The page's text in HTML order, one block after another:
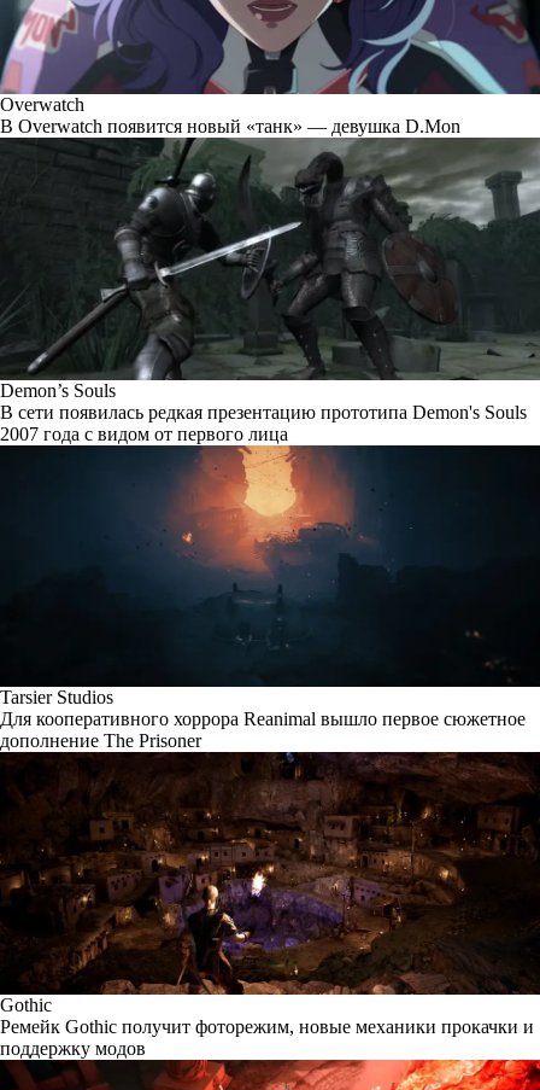
Overwatch
В Overwatch появится новый «танк» — девушка D.Mon
Demon’s Souls
В сети появилась редкая презентацию прототипа Demon's Souls
2007 года с видом от первого лица
Tarsier Studios
Для кооперативного хоррора Reanimal вышло первое сюжетное
дополнение The Prisoner
Gothic
Ремейк Gothic получит фоторежим, новые механики прокачки и
поддержку модов